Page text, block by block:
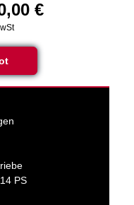
€
PS